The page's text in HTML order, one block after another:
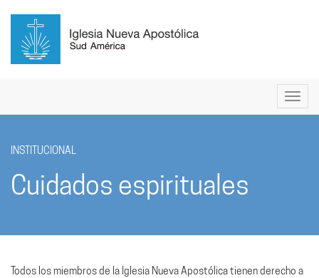
INSTITUCIONAL
Cuidados espirituales
Todos los miembros de la Iglesia Nueva Apostólica tienen derecho a